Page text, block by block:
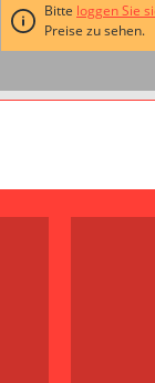
Bitte loggen Sie
Preise zu sehen.